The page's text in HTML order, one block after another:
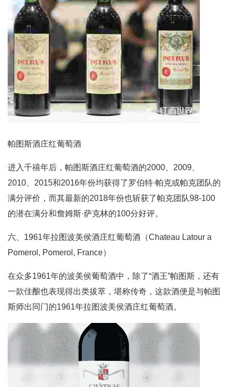
帕图斯酒庄红葡萄酒
进入千禧年后，帕图斯酒庄红葡萄酒的2000、2009、
2010、2015和2016年份均获得了罗伯特·帕克或帕克团队的
满分评价，而其最新的2018年份也斩获了帕克团队98-100
的潜在满分和詹姆斯·萨克林的100分好评。
六、1961年拉图波美侯酒庄红葡萄酒（Chateau Latour a
Pomerol, Pomerol, France）
在众多1961年的波美侯葡萄酒中，除了“酒王”帕图斯，还有
一款佳酿也表现得出类拔萃，堪称传奇，这款酒便是与帕图
斯师出同门的1961年拉图波美侯酒庄红葡萄酒。